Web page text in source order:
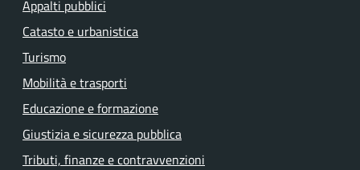
Appalti pubblici
Catasto e urbanistica
Turismo
Mobilità e trasporti
Educazione e formazione
Giustizia e sicurezza pubblica
Tributi, finanze e contravvenzioni